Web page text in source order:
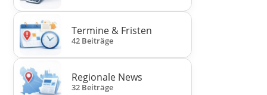
Termine & Fristen
42 Beiträge
Regionale News
32 Beiträge